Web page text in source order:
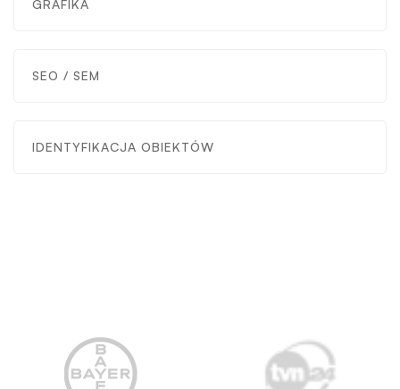
GRAFIKA
SEO / SEM
IDENTYFIKACJA OBIEKTÓW